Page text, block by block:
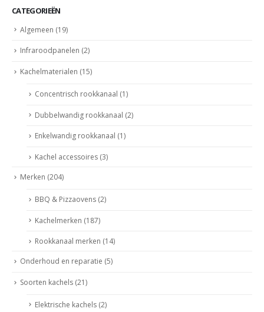
CATEGORIEËN
Algemeen (19)
Infraroodpanelen (2)
Kachelmaterialen (15)
Concentrisch rookkanaal (1)
Dubbelwandig rookkanaal (2)
Enkelwandig rookkanaal (1)
Kachel accessoires (3)
Merken (204)
BBQ & Pizzaovens (2)
Kachelmerken (187)
Rookkanaal merken (14)
Onderhoud en reparatie (5)
Soorten kachels (21)
Elektrische kachels (2)